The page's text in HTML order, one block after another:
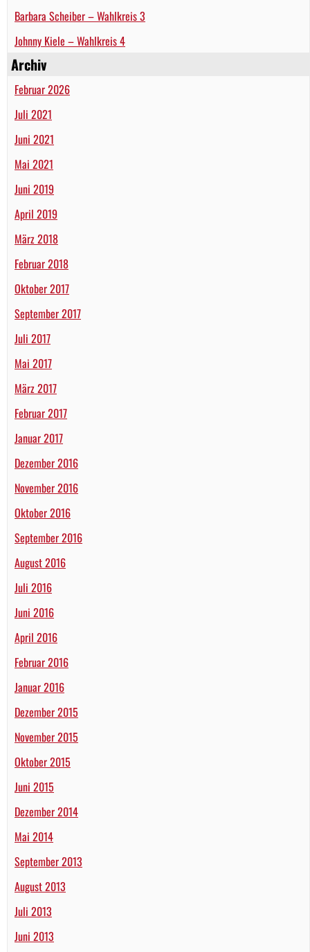
Barbara Scheiber – Wahlkreis 3
Johnny Kiele – Wahlkreis 4
Archiv
Februar 2026
Juli 2021
Juni 2021
Mai 2021
Juni 2019
April 2019
März 2018
Februar 2018
Oktober 2017
September 2017
Juli 2017
Mai 2017
März 2017
Februar 2017
Januar 2017
Dezember 2016
November 2016
Oktober 2016
September 2016
August 2016
Juli 2016
Juni 2016
April 2016
Februar 2016
Januar 2016
Dezember 2015
November 2015
Oktober 2015
Juni 2015
Dezember 2014
Mai 2014
September 2013
August 2013
Juli 2013
Juni 2013